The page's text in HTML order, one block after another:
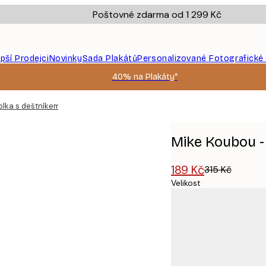
Poštovné zdarma od 1 299 Kč
ProdejciNovinkySada PlakátůPersonalizované Fotografické
40% na Plakáty*
s deštníkem plakát
Mike Koubou
189 Kč315 Kč
Velikost